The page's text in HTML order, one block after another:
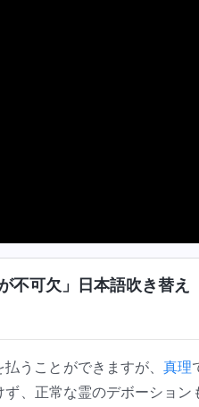
不可欠」日本語吹き替え
うことができますが、 真理
、正常な霊のデボーショ